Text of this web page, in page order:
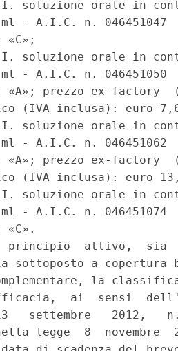
soluzione orale in
- A.I.C. n.
soluzione orale in
- A.I.C. n.
prezzo ex-factory
(IVA inclusa): euro
soluzione orale in
- A.I.C. n.
prezzo ex-factory
(IVA inclusa): euro
soluzione orale in
- A.I.C. n.
principio  attivo,  sia
sottoposto a
la
ai  sensi
settembre   2012,
legge  8  novembre